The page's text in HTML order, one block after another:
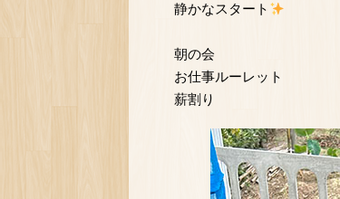
静かなスタート
朝の会
お仕事ルーレット
薪割り